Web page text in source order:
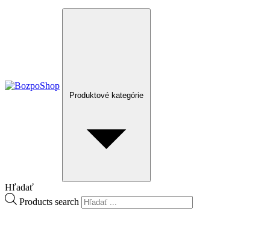
Produktové kategórie
Hľadať
Products search